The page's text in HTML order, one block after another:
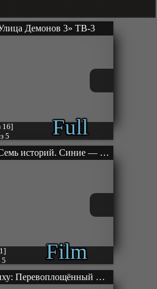
16]
5
Full
Демонов 3» ТВ-3
5
Film
«Проект Кей: Семь историй. Синие — Подобно Сириусу» Фильм-2
«Портрет Цзянху: Перевоплощённый ученик» ТВ-1